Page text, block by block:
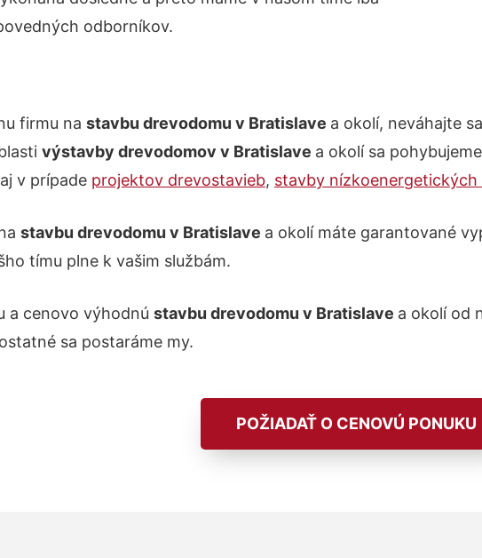
odborníkov.
firmu na stavbu drevodomu v Bratislave a okolí, neváhajte
výstavby drevodomov v Bratislave a okolí sa
v prípade projektov drevostavieb, stavby nízkoenergetických
stavbu drevodomu v Bratislave a okolí máte garantované
tímu plne k vašim službám.
a cenovo výhodnú stavbu drevodomu v Bratislave a okolí od
sa postaráme my.
POŽIADAŤ O CENOVÚ PONUKU